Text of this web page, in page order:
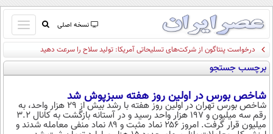
نسخه اصلی
باز
و
بسته
کردن
صفحه اول
جستجو
نظرسنجی
آب و هوا
درخواست پنتاگون از شرکت‌های تسلیحاتی آمریکا: تولید سلاح را سرعت دهید
برچسب جستجو
شاخص بورس در اولین روز هفته سبزپوش شد
شاخص بورس تهران در اولین روز هفته با رشد بیش از ۲۹ هزار واحد، به
رقم سه میلیون و ۱۹۷ هزار واحد رسید و در آستانه بازگشت به کانال ۳.۲
میلیون قرار گرفت. امروز ۲۵۶ نماد مثبت و ۸۹ نماد منفی معامله شدند و